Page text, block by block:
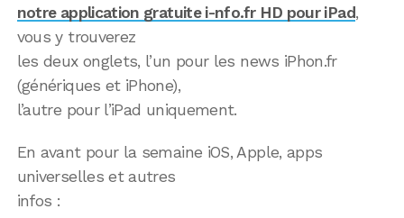
notre application gratuite i-nfo.fr HD pour iPad,
vous y trouverez
les deux onglets, l’un pour les news iPhon.fr
(génériques et iPhone),
l’autre pour l’iPad uniquement.
En avant pour la semaine iOS, Apple, apps
universelles et autres
infos :